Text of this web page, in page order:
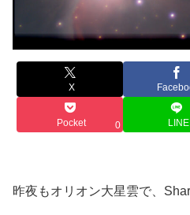
X
Pocket 0 LINE
昨夜もオリオン大星雲で、